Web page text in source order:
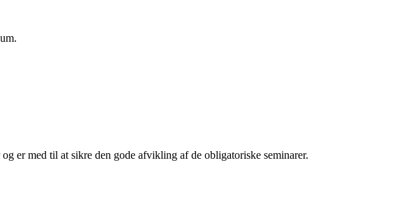
er med til at sikre den gode afvikling af de obligatoriske seminarer.